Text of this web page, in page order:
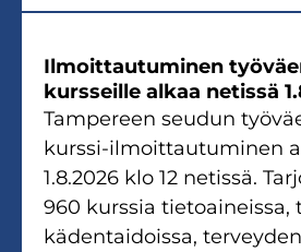
Ilmoittautuminen
kursseille alkaa netissä
Tampereen seudun
kurssi-ilmoittautuminen
1.8.2026 klo 12 netissä.
960 kurssia tietoaineissa,
kädentaidoissa,